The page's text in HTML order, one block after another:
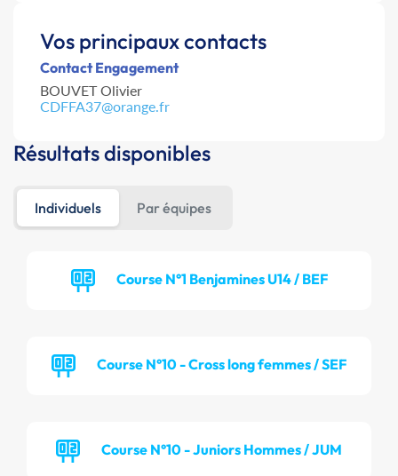
Vos principaux contacts
Contact Engagement
BOUVET Olivier
CDFFA37@orange.fr
Résultats disponibles
Individuels Par équipes
Course N°1 Benjamines U14 / BEF
Course N°10 - Cross long femmes / SEF
Course N°10 - Juniors Hommes / JUM